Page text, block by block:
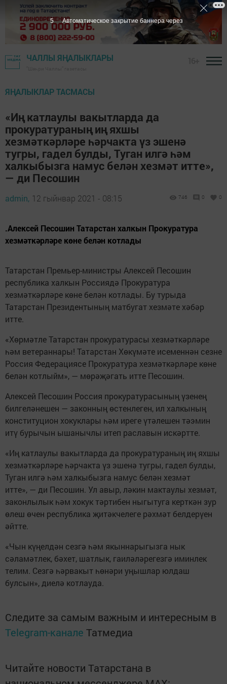
ЧАЛЛЫ ЯҢАЛЫКЛАРЫ
ЯҢАЛЫКЛАР ТАСМАСЫ
«Иң катлаулы вакытларда да
прокуратураның иң яхшы
хезмәткәрләре һәрчакта үз эшенә
тугры, гадел булды, Туган илгә һәм
халкыбызга намус белән хезмәт итте»,
— ди Песошин
admin, 12 гыйнвар 2021 - 08:15 746 0 0
.Алексей Песошин Татарстан халкын Прокуратура
хезмәткәрләре көне белән котлады
Татарстан Премьер-министры Алексей Песошин
республика халкын Россиядә Прокуратура
хезмәткәрләре көне белән котлады. Бу турыда
Татарстан Президентының матбугат хезмәте хәбәр
итте.
«Хөрмәтле Татарстан прокуратурасы хезмәткәрләре
һәм ветераннары! Татарстан Хөкүмәте исеменнән сезне
Россия Федерациясе Прокуратура хезмәткәрләре көне
белән котлыйм», — мөрәҗәгать итте Песошин.
Алексей Песошин Россия прокуратурасының үзенең
билгеләнешен — законның өстенлеген, ил халкының
конституцион хокуклары һәм иреге үтәлешен тәэмин
итү бурычын ышанычлы итеп раславын искәртте.
«Иң катлаулы вакытларда да прокуратураның иң яхшы
хезмәткәрләре һәрчакта үз эшенә тугры, гадел булды,
Туган илгә һәм халкыбызга намус белән хезмәт
итте», — ди Песошин. Ул авыр, ләкин мактаулы хезмәт,
законлылык һәм хокук тәртибен ныгытуга керткән зур
өлеш өчен республика җитәкчелеге рәхмәт белдерүен
әйтте.
«Чын күңелдән сезгә һәм якыннарыгызга нык
сәламәтлек, бәхет, шатлык, гаиләләрегезгә иминлек
телим. Сезгә һәрвакыт һөнәри уңышлар юлдаш
булсын», диелә котлауда.
Следите за самым важным и интересным в
Telegram-канале Татмедиа
Читайте новости Татарстана в
4 Автоматическое закрытие баннера через